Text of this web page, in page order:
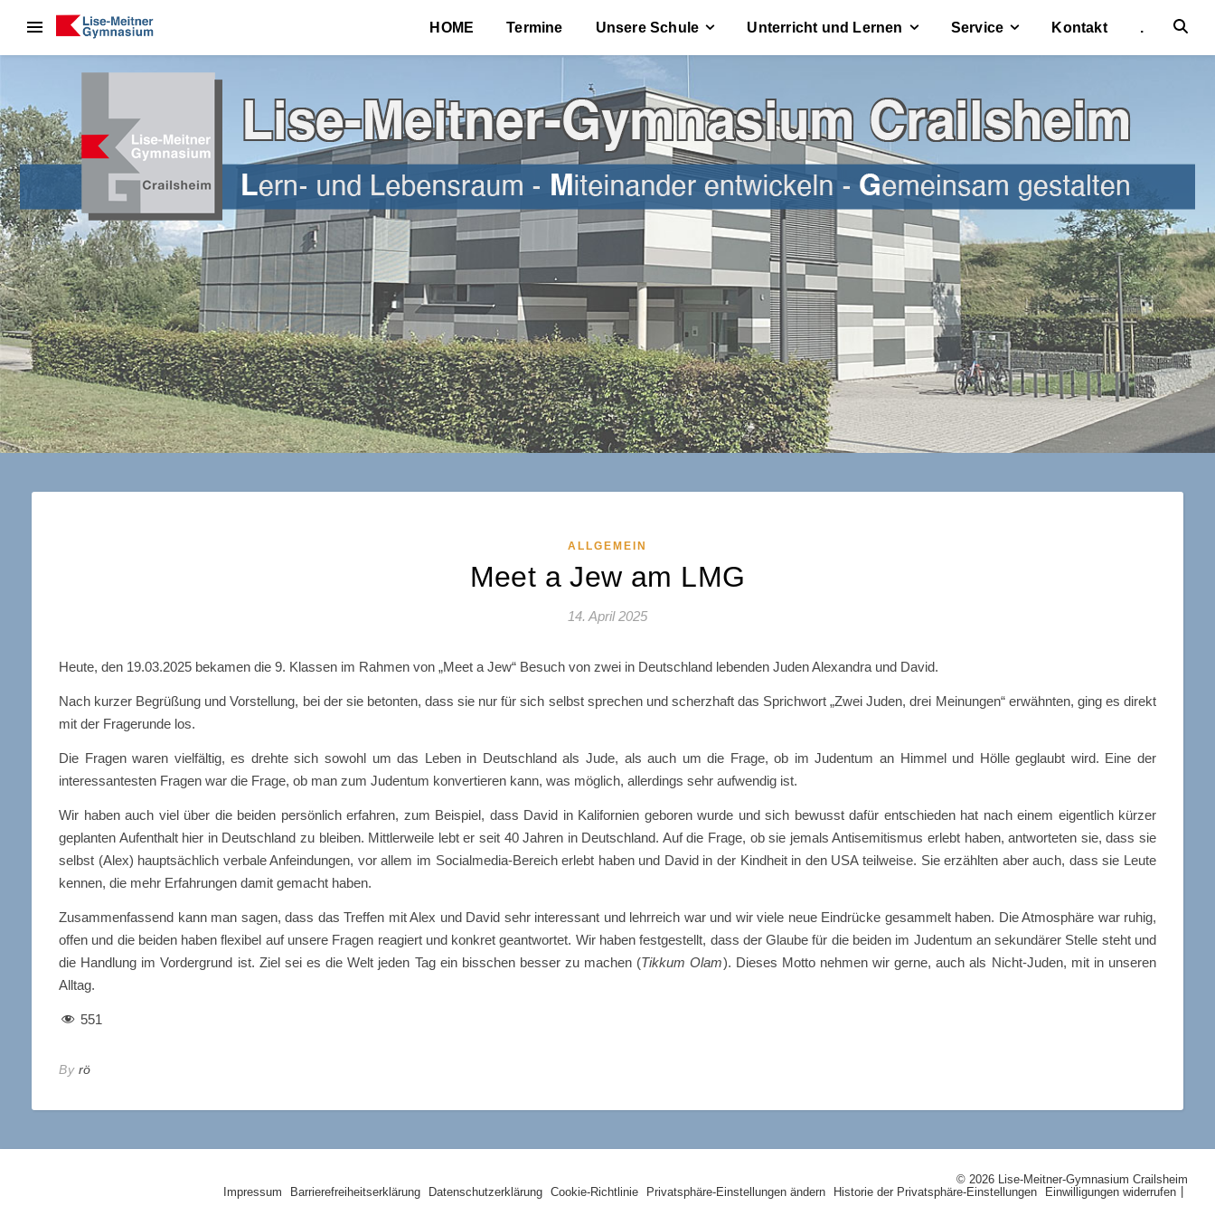
HOME Termine Unsere Schule Unterricht und Lernen Service Kontakt .
ALLGEMEIN
Meet a Jew am LMG
14. April 2025
Heute, den 19.03.2025 bekamen die 9. Klassen im Rahmen von „Meet a Jew“ Besuch von zwei in Deutschland lebenden Juden Alexandra und David.
Nach kurzer Begrüßung und Vorstellung, bei der sie betonten, dass sie nur für sich selbst sprechen und scherzhaft das Sprichwort „Zwei Juden, drei Meinungen“ erwähnten, ging es direkt
mit der Fragerunde los.
Die Fragen waren vielfältig, es drehte sich sowohl um das Leben in Deutschland als Jude, als auch um die Frage, ob im Judentum an Himmel und Hölle geglaubt wird. Eine der
interessantesten Fragen war die Frage, ob man zum Judentum konvertieren kann, was möglich, allerdings sehr aufwendig ist.
Wir haben auch viel über die beiden persönlich erfahren, zum Beispiel, dass David in Kalifornien geboren wurde und sich bewusst dafür entschieden hat nach einem eigentlich kürzer
geplanten Aufenthalt hier in Deutschland zu bleiben. Mittlerweile lebt er seit 40 Jahren in Deutschland. Auf die Frage, ob sie jemals Antisemitismus erlebt haben, antworteten sie, dass sie
selbst (Alex) hauptsächlich verbale Anfeindungen, vor allem im Socialmedia-Bereich erlebt haben und David in der Kindheit in den USA teilweise. Sie erzählten aber auch, dass sie Leute
kennen, die mehr Erfahrungen damit gemacht haben.
Zusammenfassend kann man sagen, dass das Treffen mit Alex und David sehr interessant und lehrreich war und wir viele neue Eindrücke gesammelt haben. Die Atmosphäre war ruhig,
offen und die beiden haben flexibel auf unsere Fragen reagiert und konkret geantwortet. Wir haben festgestellt, dass der Glaube für die beiden im Judentum an sekundärer Stelle steht und
die Handlung im Vordergrund ist. Ziel sei es die Welt jeden Tag ein bisschen besser zu machen (Tikkum Olam). Dieses Motto nehmen wir gerne, auch als Nicht-Juden, mit in unseren
Alltag.
551
By rö
© 2026 Lise-Meitner-Gymnasium Crailsheim
Impressum
Barrierefreiheitserklärung Datenschutzerklärung Cookie-Richtlinie Privatsphäre-Einstellungen ändern Historie der Privatsphäre-Einstellungen Einwilligungen widerrufen